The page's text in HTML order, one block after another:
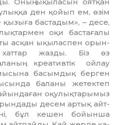
Оның ықыласын оятқан
ден қойып ем, өзім
қызыға бастадым», – десе,
оқи бастағалы
асқан ықыласпен орын­
жазды. Біз өз
креа­тивтік ойлау
басымдық берген
баланы же­тек­теп
оқулықтарымыз
десем артық айт­
бұл ке­шен бойынша